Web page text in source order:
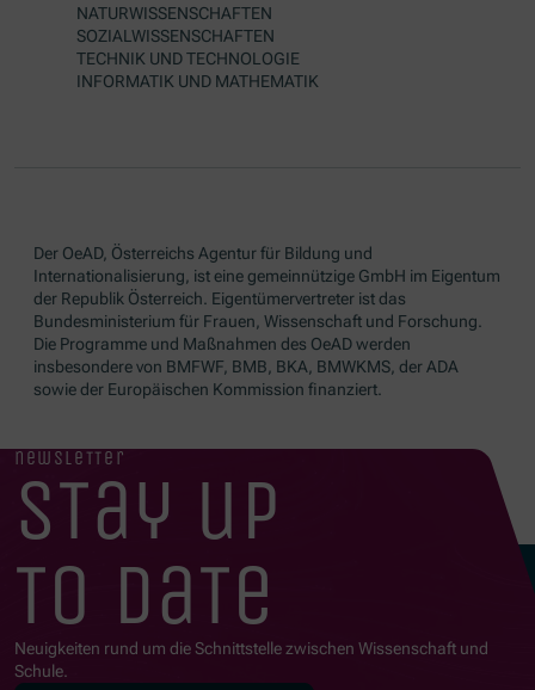
NATURWISSENSCHAFTEN
SOZIALWISSENSCHAFTEN
TECHNIK UND TECHNOLOGIE
INFORMATIK UND MATHEMATIK
Der OeAD, Österreichs Agentur für Bildung und
Internationalisierung, ist eine gemeinnützige GmbH im Eigentum
der Republik Österreich. Eigentümervertreter ist das
Bundesministerium für Frauen, Wissenschaft und Forschung.
Die Programme und Maßnahmen des OeAD werden
insbesondere von BMFWF, BMB, BKA, BMWKMS, der ADA
sowie der Europäischen Kommission finanziert.
newsletter
stay up
to date
Neuigkeiten rund um die Schnittstelle zwischen Wissenschaft und
Schule.